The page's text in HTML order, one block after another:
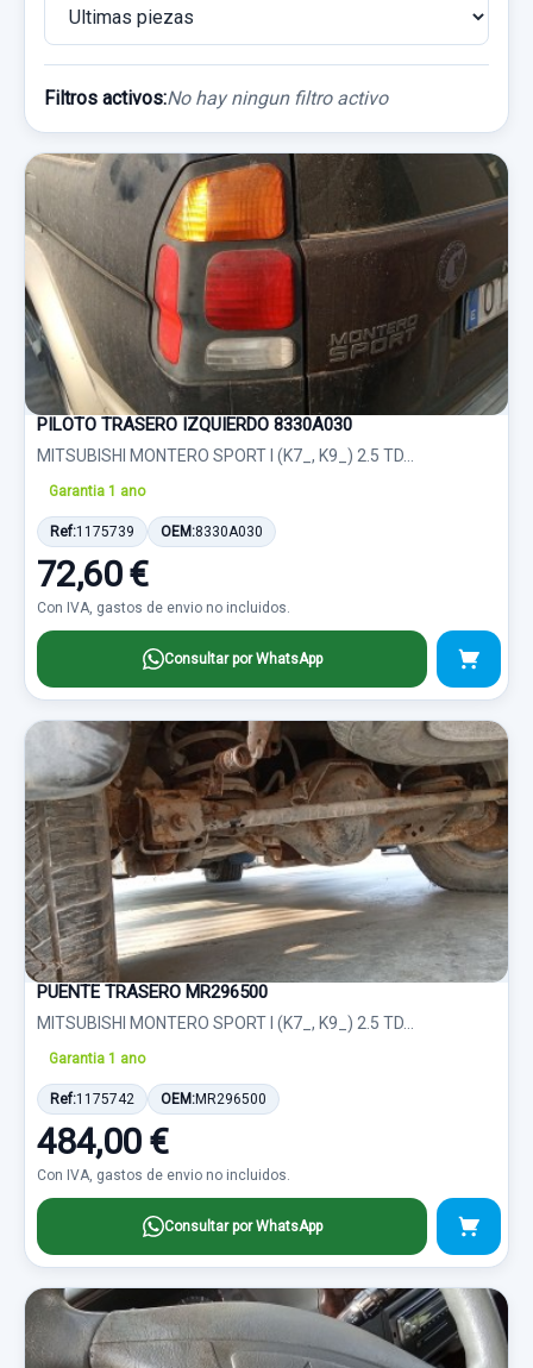
Filtros activos:No hay ningun filtro activo
PILOTO TRASERO IZQUIERDO 8330A030
MITSUBISHI MONTERO SPORT I (K7_, K9_) 2.5 TD...
Garantia 1 ano
Ref:1175739 OEM:8330A030
72,60 €
Con IVA, gastos de envio no incluidos.
Consultar por WhatsApp
PUENTE TRASERO MR296500
MITSUBISHI MONTERO SPORT I (K7_, K9_) 2.5 TD...
Garantia 1 ano
Ref:1175742 OEM:MR296500
484,00 €
Con IVA, gastos de envio no incluidos.
Consultar por WhatsApp